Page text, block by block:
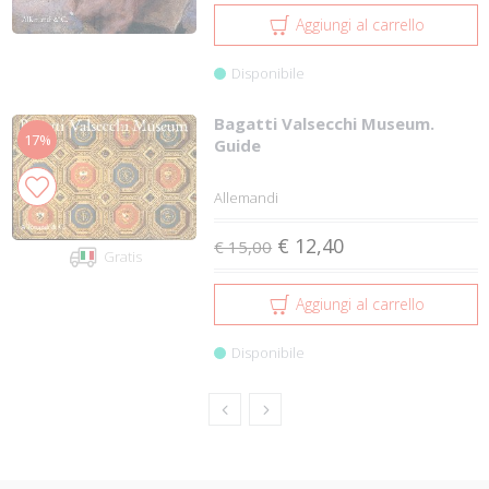
Aggiungi al carrello
Disponibile
17%
Gratis
Bagatti Valsecchi Museum.
Guide
Allemandi
€ 15,00 € 12,40
Aggiungi al carrello
Disponibile